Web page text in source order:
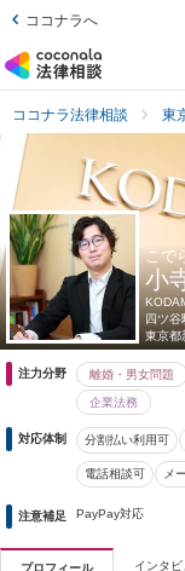
ココナラへ
ココナラ法律相談 東
こで
小
四ツ谷
東京都
注力分野 離婚・男女問題
企業法務
対応体制 分割払い利用可
電話相談可 メ
注意補足 PayPay対応
プロフィール インタビ